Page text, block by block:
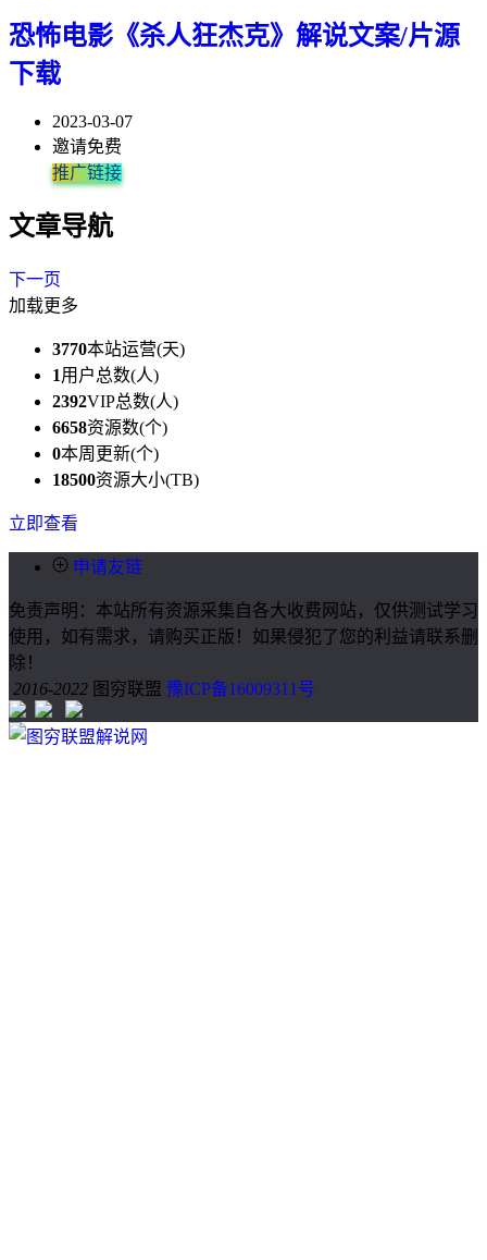
恐怖电影《杀人狂杰克》解说文案/片源
下载
2023-03-07
邀请免费
推广链接
文章导航
下一页
加载更多
3770本站运营(天)
1用户总数(人)
2392VIP总数(人)
6658资源数(个)
0本周更新(个)
18500资源大小(TB)
立即查看
申请友链
免责声明：本站所有资源采集自各大收费网站，仅供测试学习
使用，如有需求，请购买正版！如果侵犯了您的利益请联系删
除！
2016-2022 图穷联盟 豫ICP备16009311号